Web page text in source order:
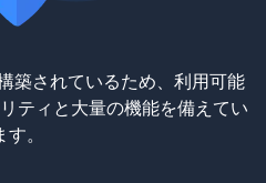
築されているため、利用可能
ティと大量の機能を備えてい
す。